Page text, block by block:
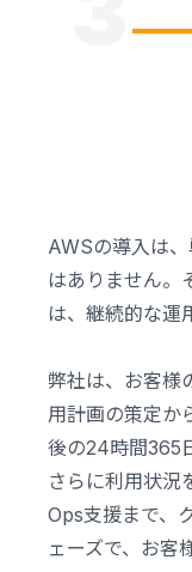
AWSの導入は
はありません。
は、継続的な運
弊社は、お客様
用計画の策定か
後の24時間365
さらに利用状況
Ops支援まで、
ェーズで、お客